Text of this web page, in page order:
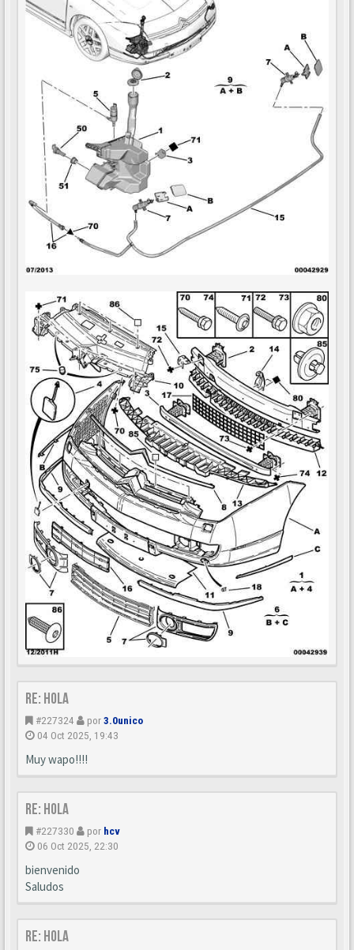
Re: Hola
#227324 por3.0unico
04 Oct 2025, 19:43
Muy wapo!!!!
Re: Hola
#227330 por hcv
06 Oct 2025, 22:30
bienvenido
Saludos
Re: Hola